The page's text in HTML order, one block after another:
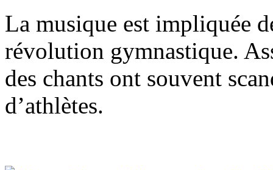
La musique est impliquée
révolution gymnastique.
des chants ont souvent
d’athlètes.